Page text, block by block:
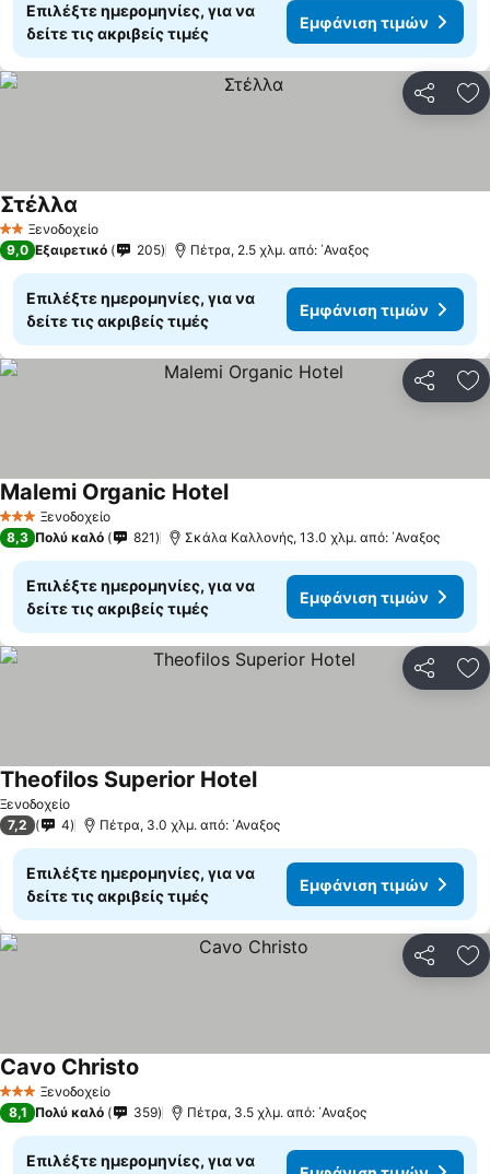
Επιλέξτε ημερομηνίες, για να
δείτε τις ακριβείς τιμές
Εμφάνιση τιμών
2 ΑστέριαΞενοδοχείο
Στέλλα
9,0 Εξαιρετικό 205 Πέτρα, 2.5 χλμ. από: ΄Αναξος
Επιλέξτε ημερομηνίες, για να
δείτε τις ακριβείς τιμές
Εμφάνιση τιμών
3 ΑστέριαΞενοδοχείο
Malemi Organic HotelΕμφάνιση τιμών
8,3 Πολύ καλό 821 Σκάλα Καλλονής, 13.0 χλμ. από: ΄Αναξος
Επιλέξτε ημερομηνίες, για να
δείτε τις ακριβείς τιμές
Εμφάνιση τιμών
Ξενοδοχείο
Theofilos Superior HotelΕμφάνιση τιμών
7,2 4 Πέτρα, 3.0 χλμ. από: ΄Αναξος
Επιλέξτε ημερομηνίες, για να
δείτε τις ακριβείς τιμές
Εμφάνιση τιμών
3 ΑστέριαΞενοδοχείο
Cavo Christo
8,1 Πολύ καλό 359 Πέτρα, 3.5 χλμ. από: ΄Αναξος
Επιλέξτε ημερομηνίες, για να